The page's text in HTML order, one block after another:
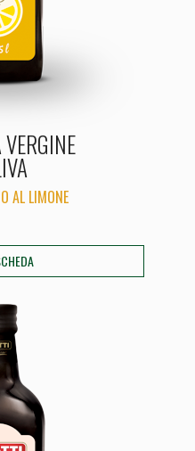
AL LIMONE